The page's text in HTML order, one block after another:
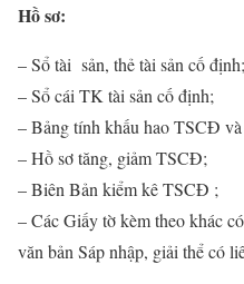
Hồ sơ:
– Sổ tài sản, thẻ tài sản cố định;
– Sổ cái TK tài sản cố định;
– Bảng tính khấu hao TSCĐ
– Hồ sơ tăng, giảm TSCĐ;
– Biên Bản kiểm kê TSCĐ ;
– Các Giấy tờ kèm theo khác
văn bản Sáp nhập, giải thể có